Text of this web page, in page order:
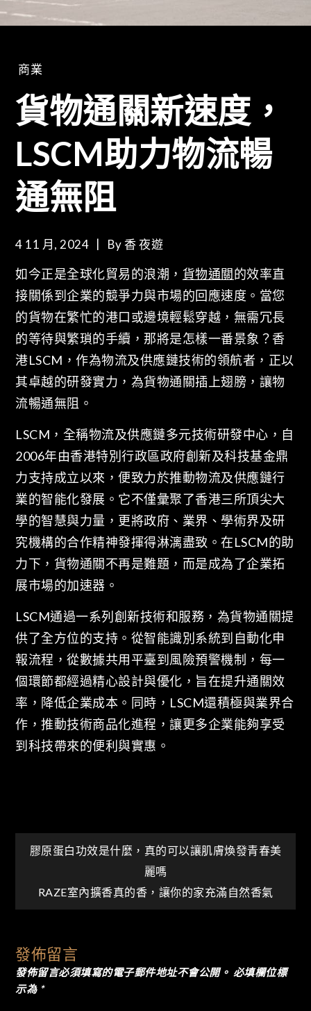
商業
貨物通關新速度，
LSCM助力物流暢
通無阻
4 11 月, 2024 By香 夜遊
如今正是全球化貿易的浪潮， 貨物通關的效率直
接關係到企業的競爭力與市場的回應速度。當您
的貨物在繁忙的港口或邊境輕鬆穿越，無需冗長
的等待與繁瑣的手續，那將是怎樣一番景象？香
港LSCM，作為物流及供應鏈技術的領航者，正以
其卓越的研發實力，為貨物通關插上翅膀，讓物
流暢通無阻。
LSCM，全稱物流及供應鏈多元技術研發中心，自
2006年由香港特別行政區政府創新及科技基金鼎
力支持成立以來，便致力於推動物流及供應鏈行
業的智能化發展。它不僅彙聚了香港三所頂尖大
學的智慧與力量，更將政府、業界、學術界及研
究機構的合作精神發揮得淋漓盡致。在LSCM的助
力下，貨物通關不再是難題，而是成為了企業拓
展市場的加速器。
LSCM通過一系列創新技術和服務，為貨物通關提
供了全方位的支持。從智能識別系統到自動化申
報流程，從數據共用平臺到風險預警機制，每一
個環節都經過精心設計與優化，旨在提升通關效
率，降低企業成本。同時，LSCM還積極與業界合
作，推動技術商品化進程，讓更多企業能夠享受
到科技帶來的便利與實惠。
文
章
覽
膠原蛋白功效是什麼，真的可以讓肌膚煥發青春美
麗嗎
RAZE室內擴香真的香，讓你的家充滿自然香氣
發佈留言
發佈留言必須填寫的電子郵件地址不會公開。 必填欄位標
示為 *